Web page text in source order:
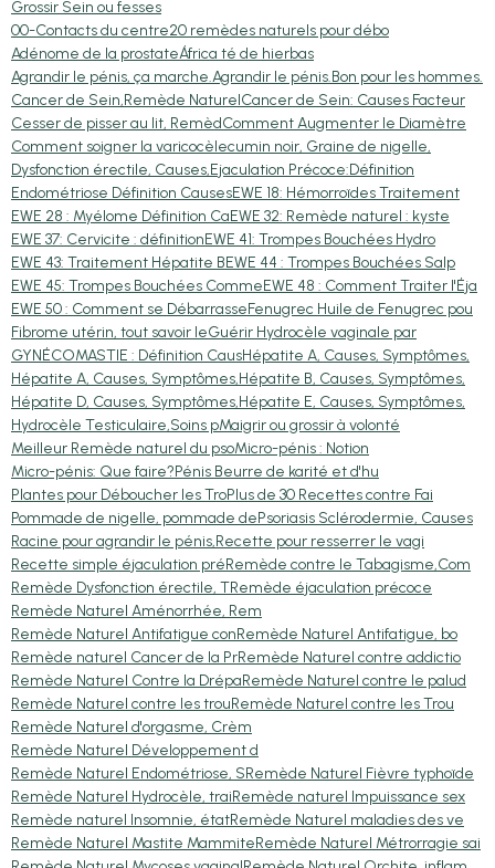
Grossir Sein ou fesses
00-Contacts du centre20 remèdes naturels pour débo
Adénome de la prostateÁfrica té de hierbas
Agrandir le pénis, ça marche.Agrandir le pénis.Bon pour les hommes.
Cancer de Sein,Remède NaturelCancer de Sein: Causes Facteur
Cesser de pisser au lit, RemèdComment Augmenter le Diamètre
Comment soigner la varicocèlecumin noir, Graine de nigelle,
Dysfonction érectile, Causes,Ejaculation Précoce:Définition
Endométriose Définition CausesEWE 18: Hémorroïdes Traitement
EWE 28 : Myélome Définition CaEWE 32: Remède naturel : kyste
EWE 37: Cervicite : définitionEWE 41: Trompes Bouchées Hydro
EWE 43: Traitement Hépatite BEWE 44 : Trompes Bouchées Salp
EWE 45: Trompes Bouchées CommeEWE 48 : Comment Traiter l'Éja
EWE 50 : Comment se DébarrasseFenugrec Huile de Fenugrec pou
Fibrome utérin, tout savoir leGuérir Hydrocèle vaginale par
GYNÉCOMASTIE : Définition CausHépatite A, Causes, Symptômes,
Hépatite A, Causes, Symptômes,Hépatite B, Causes, Symptômes,
Hépatite D, Causes, Symptômes,Hépatite E, Causes, Symptômes,
Hydrocèle Testiculaire,Soins pMaigrir ou grossir à volonté
Meilleur Remède naturel du psoMicro-pénis : Notion
Micro-pénis: Que faire?Pénis Beurre de karité et d'hu
Plantes pour Déboucher les TroPlus de 30 Recettes contre Fai
Pommade de nigelle, pommade dePsoriasis Sclérodermie, Causes
Racine pour agrandir le pénis,Recette pour resserrer le vagi
Recette simple éjaculation préRemède contre le Tabagisme,Com
Remède Dysfonction érectile, TRemède éjaculation précoce
Remède Naturel Aménorrhée, Rem
Remède Naturel Antifatigue conRemède Naturel Antifatigue, bo
Remède naturel Cancer de la PrRemède Naturel contre addictio
Remède Naturel Contre la DrépaRemède Naturel contre le palud
Remède Naturel contre les trouRemède Naturel contre les Trou
Remède Naturel d'orgasme, Crèm
Remède Naturel Développement d
Remède Naturel Endométriose, SRemède Naturel Fièvre typhoïde
Remède Naturel Hydrocèle, traiRemède naturel Impuissance sex
Remède naturel Insomnie, étatRemède Naturel maladies des ve
Remède Naturel Mastite MammiteRemède Naturel Métrorragie sai